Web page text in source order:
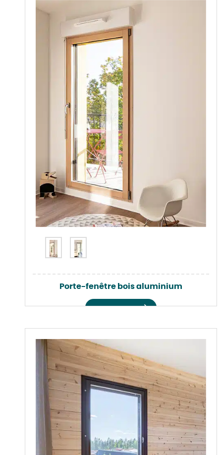
Porte-fenêtre bois aluminium
Voir le produit